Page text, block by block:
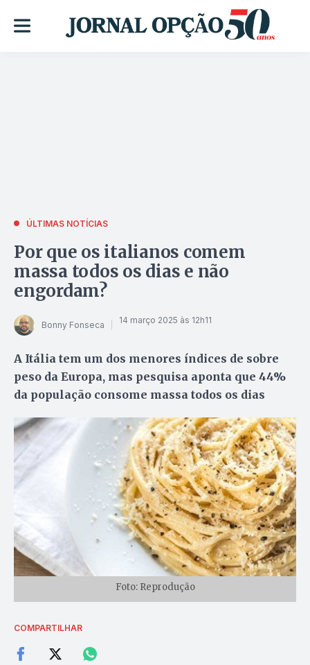
ÚLTIMAS NOTÍCIAS
Por que os italianos comem
massa todos os dias e não
engordam?
Bonny Fonseca 14 março 2025 às 12h11
A Itália tem um dos menores índices de sobre
peso da Europa, mas pesquisa aponta que 44%
da população consome massa todos os dias
Foto: Reprodução
COMPARTILHAR